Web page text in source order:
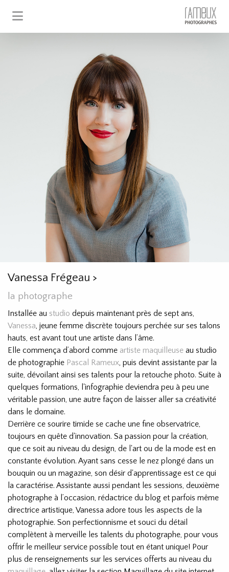
Vanessa Frégeau >
la photographe
Installée au studio depuis maintenant près de sept ans,
Vanessa, jeune femme discrète toujours perchée sur ses talons
hauts, est avant tout une artiste dans l’âme.
Elle commença d’abord comme artiste maquilleuse au studio
de photographie Pascal Rameux, puis devint assistante par la
suite, dévoilant ainsi ses talents pour la retouche photo. Suite à
quelques formations, l'infographie deviendra peu à peu une
véritable passion, une autre façon de laisser aller sa créativité
dans le domaine.
Derrière ce sourire timide se cache une fine observatrice,
toujours en quête d'innovation. Sa passion pour la création,
que ce soit au niveau du design, de l'art ou de la mode est en
constante évolution. Ayant sans cesse le nez plongé dans un
bouquin ou un magazine, son désir d'apprentissage est ce qui
la caractérise. Assistante aussi pendant les sessions, deuxième
photographe à l’occasion, rédactrice du blog et parfois même
directrice artistique, Vanessa adore tous les aspects de la
photographie. Son perfectionnisme et souci du détail
complètent à merveille les talents du photographe, pour vous
offrir le meilleur service possible tout en étant unique! Pour
plus de renseignements sur les services offerts au niveau du